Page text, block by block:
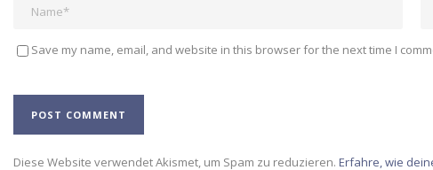
Save my name, email, and website in this browser for the next time I
Alternative:
Diese Website verwendet Akismet, um Spam zu reduzieren. Erfahre, wie